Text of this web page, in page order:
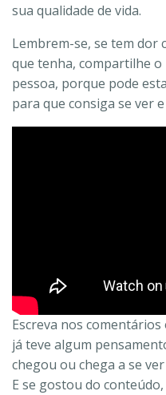
sua qualidade de vida.
Lembrem-se, se tem dor
que tenha, compartilhe
pessoa, porque pode
para que consiga se ver
Escreva nos comentários
já teve algum
chegou ou chega a se
E se gostou do